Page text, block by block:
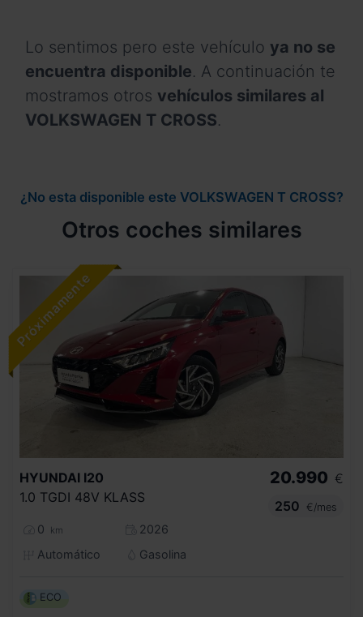
Lo sentimos pero este vehículo ya no se
encuentra disponible. A continuación te
mostramos otros vehículos similares al
VOLKSWAGEN T CROSS.
¿No esta disponible este VOLKSWAGEN T CROSS?
Otros coches similares
HYUNDAI I20
1.0 TGDI 48V KLASS
0 km
2026
Automático
Gasolina
20.990 €
250
€/mes
ECO